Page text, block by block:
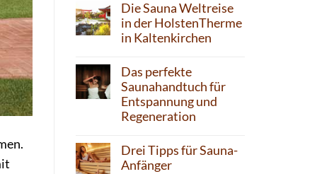
Die Sauna Weltreise
in der HolstenTherme
in Kaltenkirchen
Das perfekte
Saunahandtuch für
Entspannung und
Regeneration
Drei Tipps für Sauna-
Anfänger